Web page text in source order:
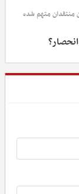
منتقدان متهم شده